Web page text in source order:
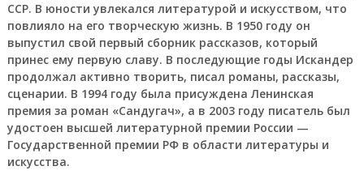
ССР. В юности увлекался литературой и искусством, что
повлияло на его творческую жизнь. В 1950 году он
выпустил свой первый сборник рассказов, который
принес ему первую славу. В последующие годы Искандер
продолжал активно творить, писал романы, рассказы,
сценарии. В 1994 году была присуждена Ленинская
премия за роман «Сандугач», а в 2003 году писатель был
удостоен высшей литературной премии России —
Государственной премии РФ в области литературы и
искусства.